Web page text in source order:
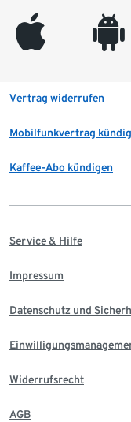
appleinc android
Vertrag widerrufen
Mobilfunkvertrag
Kaffee-Abo kündigen
Service & Hilfe
Impressum
Datenschutz und
Widerrufsrecht
AGB